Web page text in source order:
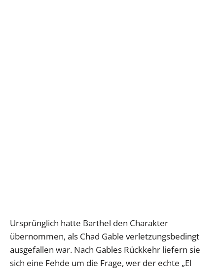
Ursprünglich hatte Barthel den Charakter
übernommen, als Chad Gable verletzungsbedingt
ausgefallen war. Nach Gables Rückkehr liefern sie
sich eine Fehde um die Frage, wer der echte „El